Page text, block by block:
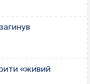
«живий